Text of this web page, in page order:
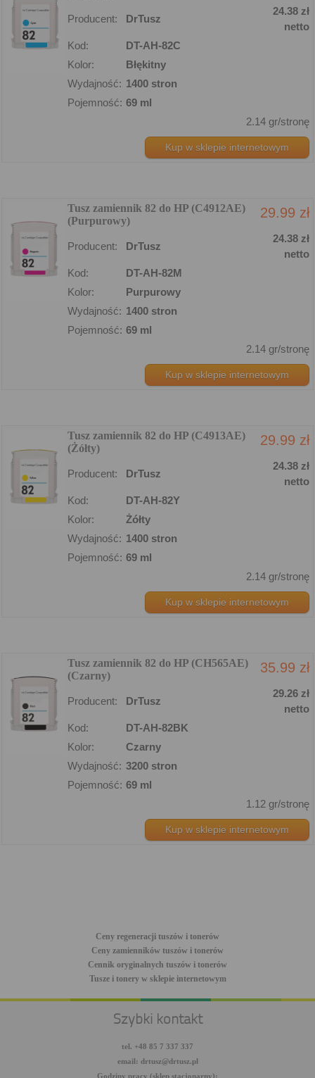
Producent: DrTusz
24.38 zł
netto
Kod:
DT-AH-82C
Kolor:
Błękitny
Wydajność: 1400 stron
Pojemność: 69 ml
2.14 gr/stronę
Kup w sklepie internetowym
Tusz zamiennik 82 do HP (C4912AE)
(Purpurowy)
29.99 zł
Producent: DrTusz
24.38 zł
netto
Kod:
DT-AH-82M
Kolor:
Purpurowy
Wydajność: 1400 stron
Pojemność: 69 ml
2.14 gr/stronę
Kup w sklepie internetowym
Tusz zamiennik 82 do HP (C4913AE)
(Żółty)
29.99 zł
Producent: DrTusz
24.38 zł
netto
Kod:
DT-AH-82Y
Kolor:
Żółty
Wydajność: 1400 stron
Pojemność: 69 ml
2.14 gr/stronę
Kup w sklepie internetowym
Tusz zamiennik 82 do HP (CH565AE)
(Czarny)
35.99 zł
Producent: DrTusz
29.26 zł
netto
Kod:
DT-AH-82BK
Kolor:
Czarny
Wydajność: 3200 stron
Pojemność: 69 ml
1.12 gr/stronę
Kup w sklepie internetowym
Ceny regeneracji tuszów i tonerów
Ceny zamienników tuszów i tonerów
Cennik oryginalnych tuszów i tonerów
Tusze i tonery w sklepie internetowym
Szybki kontakt
tel. +48 85 7 337 337
email: drtusz@drtusz.pl
Godziny pracy (sklep stacjonarny):